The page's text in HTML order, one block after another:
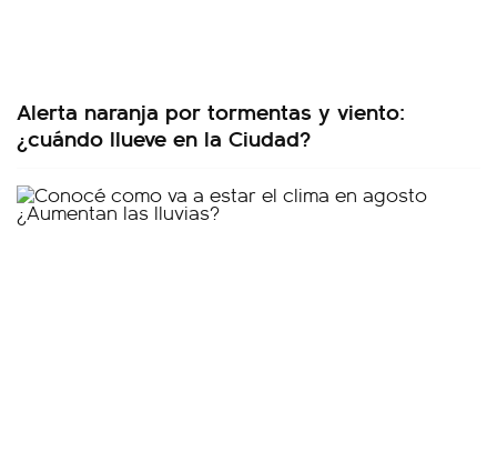
Alerta naranja por tormentas y viento:
¿cuándo llueve en la Ciudad?